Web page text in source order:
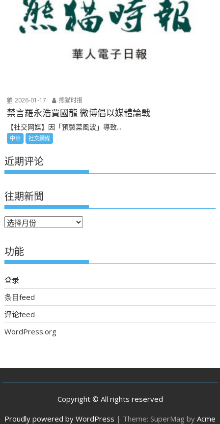
2026-01-17 熊猫时报
禁言羅永浩賈國龍 微博倡以媒體論戰
【社交网媒】因「預製菜風波」導致...
中華 社交網媒
近期评论
往期新聞
往
新
聞
功能
登录
条目feed
评论feed
WordPress.org
Copyright © All rights reserved
Proudly powered by WordPress | Theme: SuperMag by Acme